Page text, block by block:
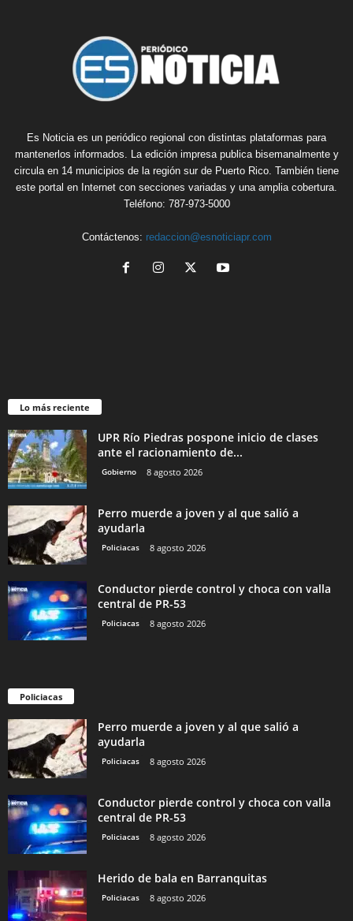
Es Noticia es un periódico regional con distintas plataformas para
mantenerlos informados. La edición impresa publica bisemanalmente y
circula en 14 municipios de la región sur de Puerto Rico. También tiene
este portal en Internet con secciones variadas y una amplia cobertura.
Teléfono: 787-973-5000
Contáctenos: redaccion@esnoticiapr.com
Lo más reciente
UPR Río Piedras pospone inicio de clases
ante el racionamiento de...
Gobierno 8 agosto 2026
Perro muerde a joven y al que salió a
ayudarla
Policiacas 8 agosto 2026
Conductor pierde control y choca con valla
central de PR-53
Policiacas 8 agosto 2026
Policiacas
Perro muerde a joven y al que salió a
ayudarla
Policiacas 8 agosto 2026
Conductor pierde control y choca con valla
central de PR-53
Policiacas 8 agosto 2026
Herido de bala en Barranquitas
Policiacas 8 agosto 2026